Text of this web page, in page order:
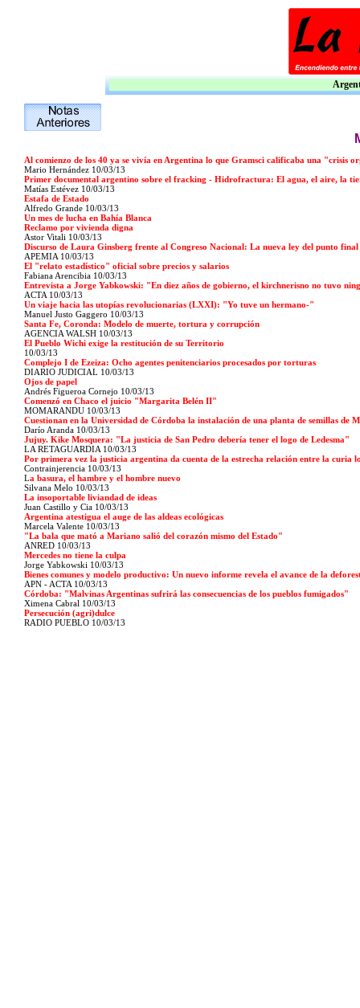
Al comienzo de los 40 ya se vivía en Argentina lo que Gramsci calificaba una "crisis
Mario Hernández 10/03/13
Primer documental argentino sobre el fracking - Hidrofractura: El agua, el aire, la
Matías Estévez 10/03/13
Estafa de Estado
Alfredo Grande 10/03/13
Un mes de lucha en Bahía Blanca
Reclamo por vivienda digna
Astor Vitali 10/03/13
Discurso de Laura Ginsberg frente al Congreso Nacional: La nueva ley del punto
APEMIA 10/03/13
El "relato estadístico" oficial sobre precios y salarios
Fabiana Arencibia 10/03/13
Entrevista a Jorge Yabkowski: "En diez años de gobierno, el kirchnerisno no tuvo
ACTA 10/03/13
Un viaje hacia las utopías revolucionarias (LXXI): "Yo tuve un hermano-"
Manuel Justo Gaggero 10/03/13
Santa Fe, Coronda: Modelo de muerte, tortura y corrupción
AGENCIA WALSH 10/03/13
El Pueblo Wichi exige la restitución de su Territorio
10/03/13
Complejo I de Ezeiza: Ocho agentes penitenciarios procesados por torturas
DIARIO JUDICIAL 10/03/13
Ojos de papel
Andrés Figueroa Cornejo 10/03/13
Comenzó en Chaco el juicio "Margarita Belén II"
MOMARANDU 10/03/13
Cuestionan en la Universidad de Córdoba la instalación de una planta de semillas de
Darío Aranda 10/03/13
Jujuy. Kike Mosquera: "La justicia de San Pedro debería tener el logo de Ledesma"
LA RETAGUARDIA 10/03/13
Por primera vez la justicia argentina da cuenta de la estrecha relación entre la curia
Contrainjerencia 10/03/13
La basura, el hambre y el hombre nuevo
Silvana Melo 10/03/13
La insoportable liviandad de ideas
Juan Castillo y Cia 10/03/13
Argentina atestigua el auge de las aldeas ecológicas
Marcela Valente 10/03/13
"La bala que mató a Mariano salió del corazón mismo del Estado"
ANRED 10/03/13
Mercedes no tiene la culpa
Jorge Yabkowski 10/03/13
Bienes comunes y modelo productivo: Un nuevo informe revela el avance de la
APN - ACTA 10/03/13
Córdoba: "Malvinas Argentinas sufrirá las consecuencias de los pueblos fumigados"
Ximena Cabral 10/03/13
Persecución (agri)dulce
RADIO PUEBLO 10/03/13